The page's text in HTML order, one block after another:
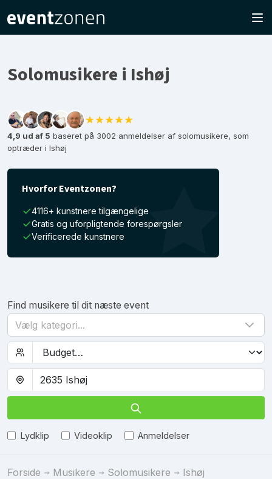
Solomusikere i Ishøj
★★★★★
4,9 ud af 5 baseret på 3002 anmeldelser af solomusikere, som
optræder i Ishøj
Hvorfor Eventzonen?
4116+ kunstnere tilgængelige
Gratis og uforpligtende forespørgsler
Verificerede kunstnere
Find musikere til dit næste event
Vælg kategori...
Lydklip Videoklip Anmeldelser
Forside Musikere Solomusikere Ishøj